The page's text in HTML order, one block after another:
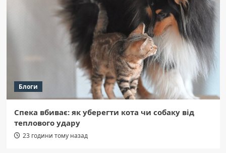
Блоги
Спека вбиває: як уберегти кота чи собаку від
теплового удару
23 години тому назад